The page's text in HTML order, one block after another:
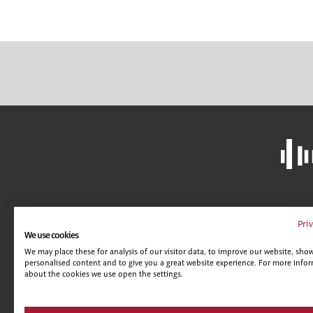
GUÍA DE CENTROS
POLÍTICA DE SEGURIDAD
CONDICIONES DE VENTA (EMPRESAS)
We use cookies
We may place these for analysis of our visitor data, to improve our website,
personalised content and to give you a great website experience. For more
about the cookies we use open the settings.